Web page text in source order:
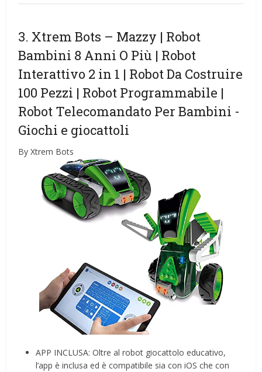
3. Xtrem Bots – Mazzy | Robot
Bambini 8 Anni O Più | Robot
Interattivo 2 in 1 | Robot Da Costruire
100 Pezzi | Robot Programmabile |
Robot Telecomandato Per Bambini -
Giochi e giocattoli
By Xtrem Bots
APP INCLUSA: Oltre al robot giocattolo educativo,
l’app è inclusa ed è compatibile sia con iOS che con